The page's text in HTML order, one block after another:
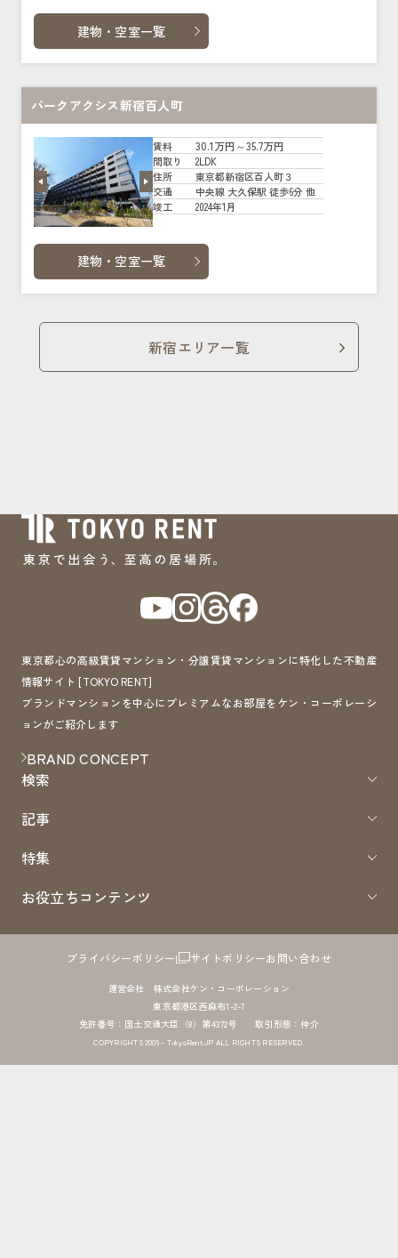
建物・空室一覧
パークアクシス新宿百人町
賃料 30.1万円～35.7万円
間取り
2LDK
住所
東京都新宿区百人町３
交通
中央線 大久保駅 徒歩6分 他
竣工
2024年1月
建物・空室一覧
新宿エリア一覧
東京都心の高級賃貸マンション・分譲賃貸マンションに特化した不動産
情報サイト [TOKYO RENT]
ブランドマンションを中心にプレミアムなお部屋をケン・コーポレーシ
ョンがご紹介します
BRAND CONCEPT
検索
記事
特集
お役立ちコンテンツ
プライバシーポリシー サイトポリシーお問い合わせ
運営会社 株式会社ケン・コーポレーション
東京都港区西麻布1-2-7
免許番号：国土交通大臣（8）第4372号 取引形態：仲介
COPYRIGHTS 2005 - TokyoRent.JP ALL RIGHTS RESERVED.